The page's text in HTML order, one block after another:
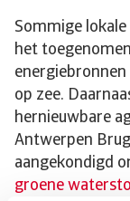
Sommige
het
op zee.
hernieuwbare
Antwerpen
aangekondigd
groene